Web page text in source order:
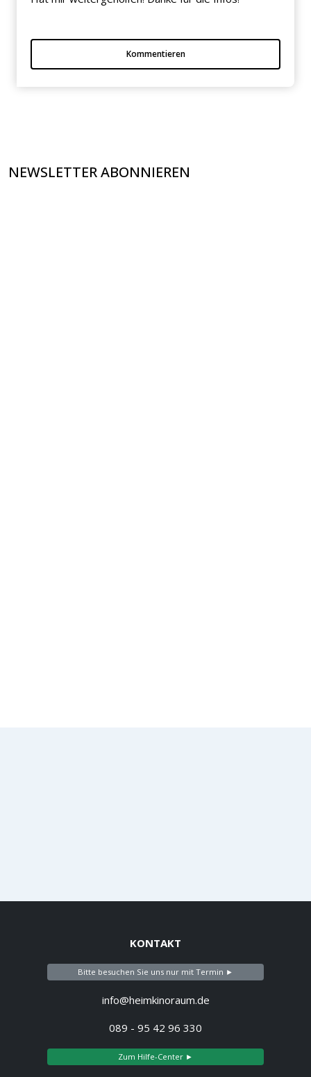
Kommentieren
NEWSLETTER ABONNIEREN
KONTAKT
Bitte besuchen Sie uns nur mit Termin ►
info@heimkinoraum.de
089 - 95 42 96 330
Zum Hilfe-Center ►